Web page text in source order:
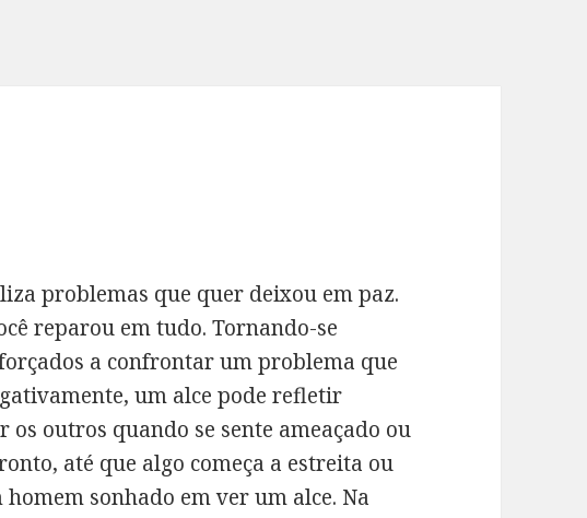
problemas que quer deixou em paz.
reparou em tudo. Tornando-se
a confrontar um problema que
um alce pode refletir
outros quando se sente ameaçado ou
até que algo começa a estreita ou
sonhado em ver um alce. Na